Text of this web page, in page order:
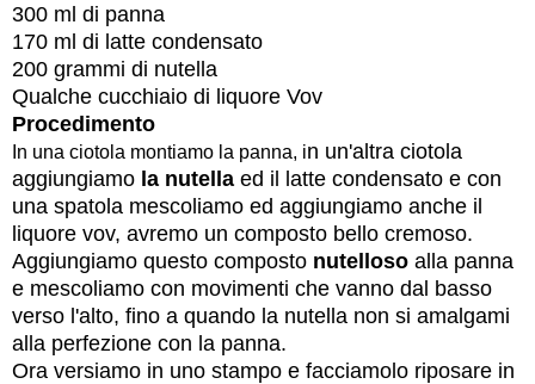
300 ml di panna
170 ml di latte condensato
200 grammi di nutella
Qualche cucchiaio di liquore Vov
Procedimento
In una ciotola montiamo la panna, in un'altra ciotola
aggiungiamo la nutella ed il latte condensato e con
una spatola mescoliamo ed aggiungiamo anche il
liquore vov, avremo un composto bello cremoso.
Aggiungiamo questo composto nutelloso alla panna
e mescoliamo con movimenti che vanno dal basso
verso l'alto, fino a quando la nutella non si amalgami
alla perfezione con la panna.
Ora versiamo in uno stampo e facciamolo riposare in